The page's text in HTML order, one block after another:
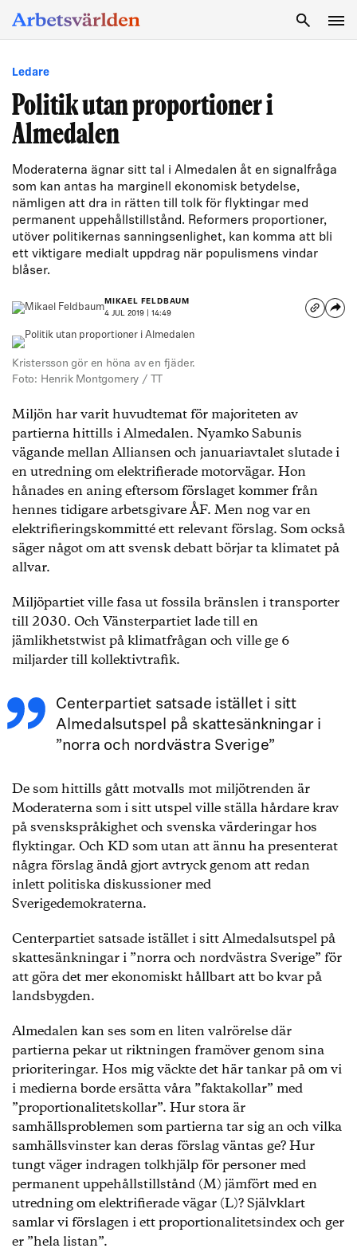
Ledare
Politik utan proportioner i
Almedalen
Moderaterna ägnar sitt tal i Almedalen åt en signalfråga
som kan antas ha marginell ekonomisk betydelse,
nämligen att dra in rätten till tolk för flyktingar med
permanent uppehållstillstånd. Reformers proportioner,
utöver politikernas sanningsenlighet, kan komma att bli
ett viktigare medialt uppdrag när populismens vindar
blåser.
MIKAEL FELDBAUM
4 JUL 2019 | 14:49
Kristersson gör en höna av en fjäder.
Foto: Henrik Montgomery / TT
Miljön har varit huvudtemat för majoriteten av
partierna hittills i Almedalen. Nyamko Sabunis
vägande mellan Alliansen och januariavtalet slutade i
en utredning om elektrifierade motorvägar. Hon
hånades en aning eftersom förslaget kommer från
hennes tidigare arbetsgivare ÅF. Men nog var en
elektrifieringskommitté ett relevant förslag. Som också
säger något om att svensk debatt börjar ta klimatet på
allvar.
Miljöpartiet ville fasa ut fossila bränslen i transporter
till 2030. Och Vänsterpartiet lade till en
jämlikhetstwist på klimatfrågan och ville ge 6
miljarder till kollektivtrafik.
Centerpartiet satsade istället i sitt
Almedalsutspel på skattesänkningar i
”norra och nordvästra Sverige”
De som hittills gått motvalls mot miljötrenden är
Moderaterna som i sitt utspel ville ställa hårdare krav
på svenskspråkighet och svenska värderingar hos
flyktingar. Och KD som utan att ännu ha presenterat
några förslag ändå gjort avtryck genom att redan
inlett politiska diskussioner med
Sverigedemokraterna.
Centerpartiet satsade istället i sitt Almedalsutspel på
skattesänkningar i ”norra och nordvästra Sverige” för
att göra det mer ekonomiskt hållbart att bo kvar på
landsbygden.
Almedalen kan ses som en liten valrörelse där
partierna pekar ut riktningen framöver genom sina
prioriteringar. Hos mig väckte det här tankar på om vi
i medierna borde ersätta våra ”faktakollar” med
”proportionalitetskollar”. Hur stora är
samhällsproblemen som partierna tar sig an och vilka
samhällsvinster kan deras förslag väntas ge? Hur
tungt väger indragen tolkhjälp för personer med
permanent uppehållstillstånd (M) jämfört med en
utredning om elektrifierade vägar (L)? Självklart
samlar vi förslagen i ett proportionalitetsindex och ger
er ”hela listan”.